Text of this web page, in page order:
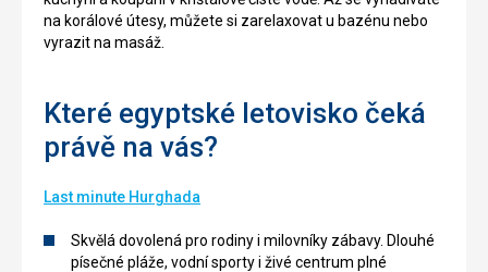
na korálové útesy, můžete si zarelaxovat u bazénu nebo
vyrazit na masáž.
Které egyptské letovisko čeká
právě na vás?
Last minute Hurghada
Skvělá dovolená pro rodiny i milovníky zábavy. Dlouhé
písečné pláže, vodní sporty i živé centrum plné